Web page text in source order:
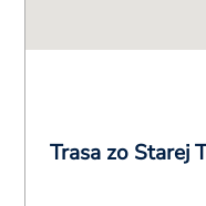
Trasa zo Starej